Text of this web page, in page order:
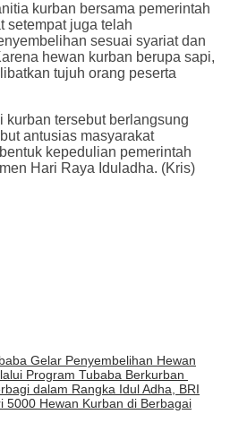
kurban bersama pemerintah
setempat juga telah
sesuai syariat dan
hewan kurban berupa sapi,
tujuh orang peserta
kurban tersebut berlangsung
antusias masyarakat
kepedulian pemerintah
Hari Raya Iduladha. (Kris)
Gelar Penyembelihan Hewan
Program Tubaba Berkurban
dalam Rangka Idul Adha, BRI
5000 Hewan Kurban di Berbagai